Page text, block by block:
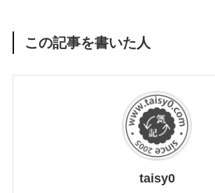
この記事を書いた人
taisy0